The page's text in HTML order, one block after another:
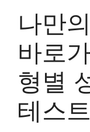
나만
바로
형별
테스